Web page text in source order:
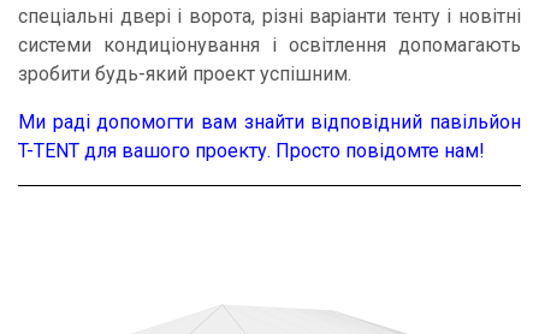
спеціальні двері і ворота, різні варіанти тенту і новітні
системи кондиціонування і освітлення допомагають
зробити будь-який проект успішним.
Ми раді допомогти вам знайти відповідний павільйон
T-TENT для вашого проекту. Просто повідомте нам!